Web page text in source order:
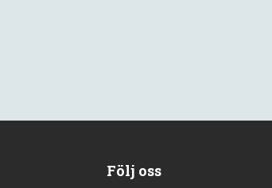
Följ oss